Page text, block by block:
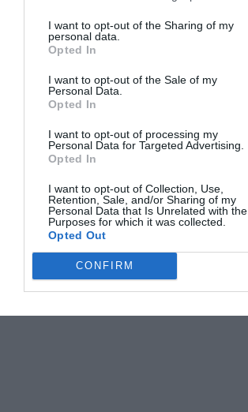
I want to opt-out of the Sharing of my
personal data.
Opted In
I want to opt-out of the Sale of my
Personal Data.
Opted In
I want to opt-out of processing my
Personal Data for Targeted Advertising.
Opted In
I want to opt-out of Collection, Use,
Retention, Sale, and/or Sharing of my
Personal Data that Is Unrelated with the
Purposes for which it was collected.
Opted Out
CONFIRM